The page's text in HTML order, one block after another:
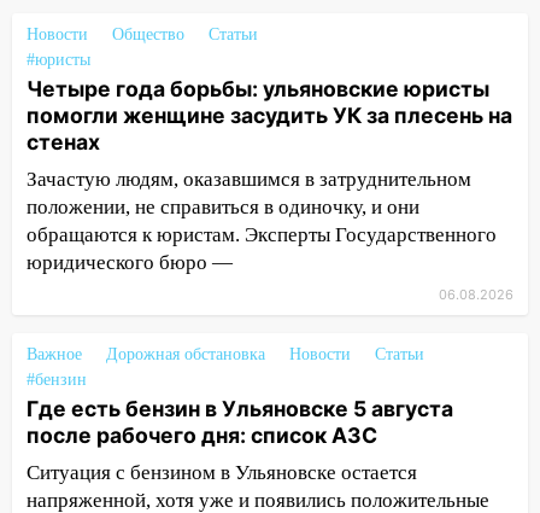
17:30
Где есть бензин в Ульяновске 5
августа после рабочего дня: список АЗС
17:05 «Обыск» по видеосвязи: в
Ульяновске задержали 19-летнюю
сообщницу мошенников
16:12 Едва не перерезал горло: в
Вешкайме посиделки с судимым
знакомым закончились для женщины
18-летняя девушка без прав
перевернулась на мопеде и попала в
больницу
15:59 Ульяновец отдал более 14
миллионов рублей за криминальное
покровительство
Новости Общество
Статьи
#юристы
Четыре года борьбы: ульяновские юристы
помогли женщине засудить УК за плесень на
стенах
Зачастую людям, оказавшимся в затруднительном
положении, не справиться в одиночку, и они
обращаются к юристам. Эксперты Государственного
юридического бюро —
06.08.2026
Важное Дорожная обстановка Новости
Статьи
#бензин
Где есть бензин в Ульяновске 5 августа
после рабочего дня: список АЗС
Ситуация с бензином в Ульяновске остается
напряженной, хотя уже и появились положительные